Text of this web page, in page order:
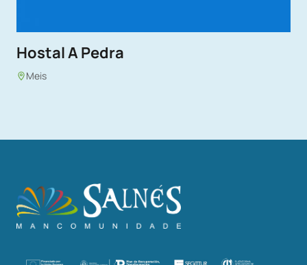
Hostal A Pedra
Meis